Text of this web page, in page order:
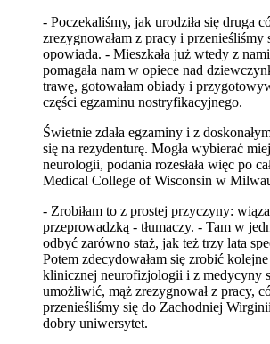
- Poczekaliśmy, jak urodziła się druga
zrezygnowałam z pracy i przenieśliśmy
opowiada. - Mieszkała już wtedy z
pomagała nam w opiece nad
trawę, gotowałam obiady i
części egzaminu nostryfikacyjnego.
Świetnie zdała egzaminy i z
się na rezydenturę. Mogła wybierać
neurologii, podania rozesłała więc po
Medical College of Wisconsin w
- Zrobiłam to z prostej przyczyny:
przeprowadzką - tłumaczy. - Tam w
odbyć zarówno staż, jak też trzy lata
Potem zdecydowałam się zrobić
klinicznej neurofizjologii i z medycyny
umożliwić, mąż zrezygnował z pracy,
przenieśliśmy się do Zachodniej
dobry uniwersytet.